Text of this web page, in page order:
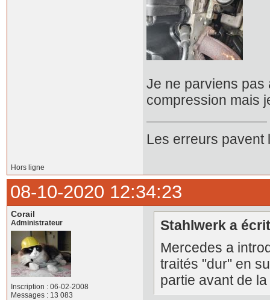
Je ne parviens pas
compression mais
Les erreurs pavent
Hors ligne
08-10-2020 12:34:23
Corail
Administrateur
Inscription : 06-02-2008
Messages : 13 083
Stahlwerk a
Mercedes a
traités "dur" en
partie avant de